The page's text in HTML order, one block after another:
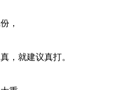
，
，就建议真打。